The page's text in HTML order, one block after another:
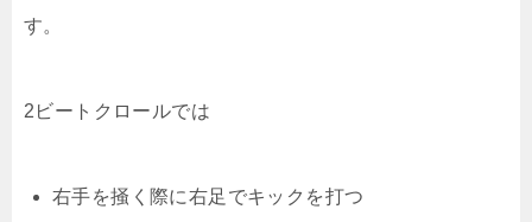
す。
2ビートクロールでは
右手を掻く際に右足でキックを打つ